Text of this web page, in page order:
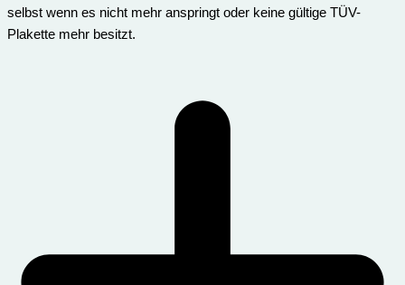
selbst wenn es nicht mehr anspringt oder keine gültige TÜV-
Plakette mehr besitzt.